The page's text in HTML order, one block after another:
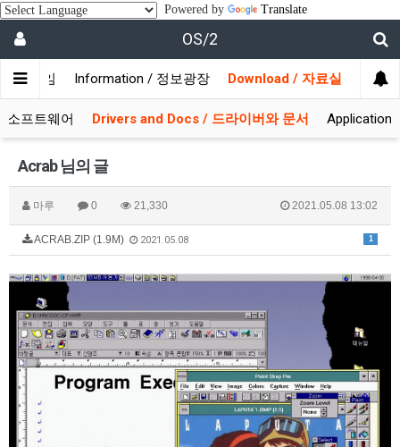
Powered by Translate
OS/2
자모임 Information / 정보광장 Download / 자료실
소프트웨어 Drivers and Docs / 드라이버와 문서
Acrab 님의 글
마루 0 21,330 2021.05.08 13:02
1
ACRAB.ZIP (1.9M) 2021.05.08